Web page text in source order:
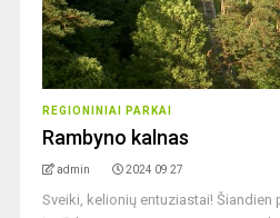
REGIONINIAI PARKAI
Rambyno kalnas
admin 2024 09 27
Sveiki, kelionių entuziastai! Šiandien